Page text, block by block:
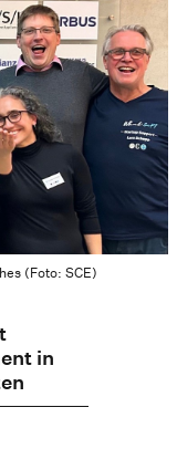
(Foto: SCE)
in